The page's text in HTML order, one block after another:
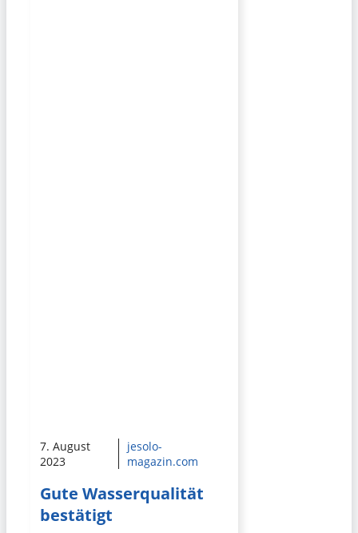
7. August
2023
jesolo-
magazin.com
Gute Wasserqualität
bestätigt